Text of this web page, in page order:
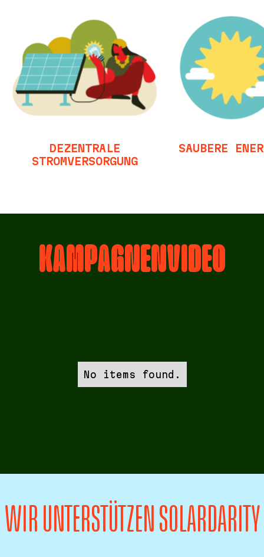
DEZENTRALE
STROMVERSORGUNG
SAUBERE
KAMPAGNENVIDEO
No items found.
WIR UNTERSTÜTZEN SOLARDARITY